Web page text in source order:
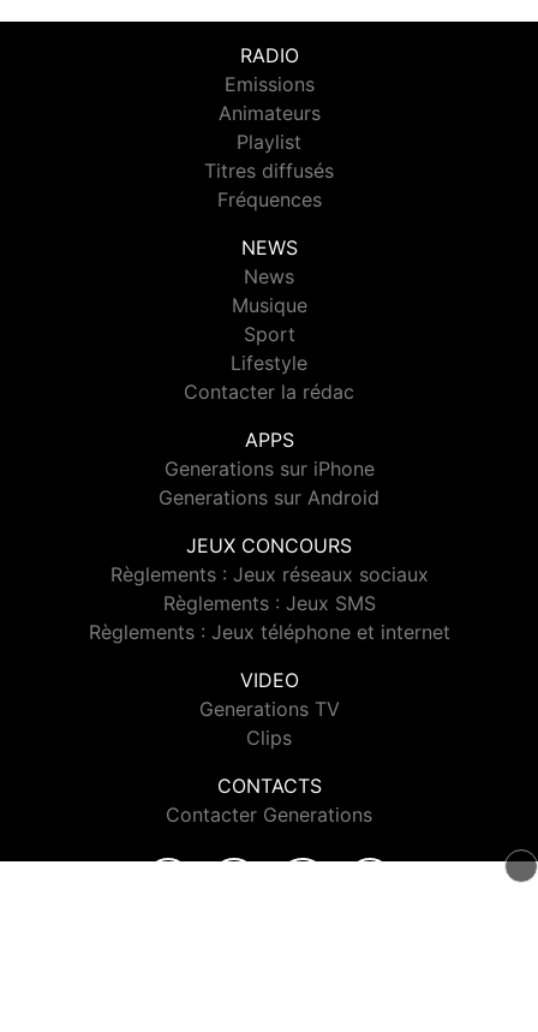
RADIO
Emissions
Animateurs
Playlist
Titres diffusés
Fréquences
NEWS
News
Musique
Sport
Lifestyle
Contacter la rédac
APPS
Generations sur iPhone
Generations sur Android
JEUX CONCOURS
Règlements : Jeux réseaux sociaux
Règlements : Jeux SMS
Règlements : Jeux téléphone et internet
VIDEO
Generations TV
Clips
CONTACTS
Contacter Generations